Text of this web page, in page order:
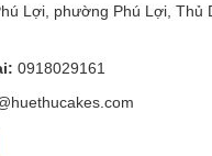
Lợi, phường Phú Lợi, Thủ
0918029161